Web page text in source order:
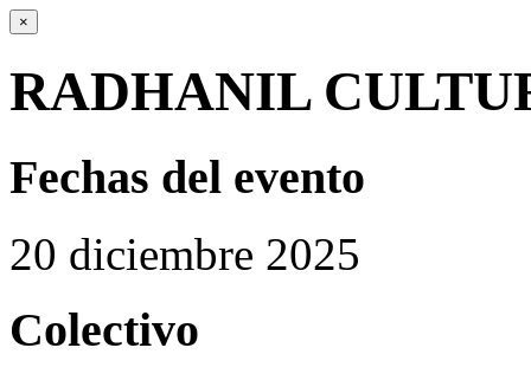
×
RADHANIL
Fechas del evento
20 diciembre 2025
Colectivo